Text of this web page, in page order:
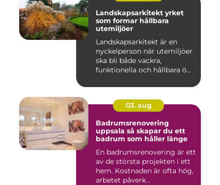
Landskapsarkitekt yrket
som formar hållbara
utemiljöer
Landskapsarkitekt är en
nyckelperson när utemiljöer
ska bli både vackra,
funktionella och hållbara ö...
03. aug
Badrumsrenovering
uppsala så skapar du ett
badrum som håller länge
En badrumsrenovering är ett
av de största projekten i ett
hem. Kostnaden är ofta hög,
arbetet påverk...